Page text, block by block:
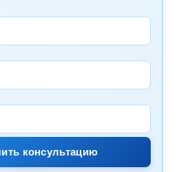
консультацию